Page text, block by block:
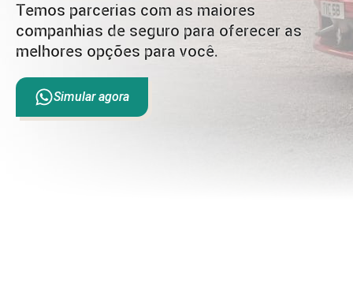
Temos parcerias com as maiores
companhias de seguro para oferecer as
melhores opções para você.
Simular agora